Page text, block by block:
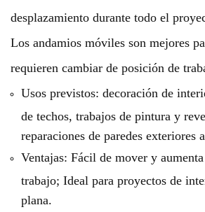
desplazamiento durante todo el
Los andamios móviles son mejores
requieren cambiar de posición de
Usos previstos: decoración de
de techos, trabajos de pintura y
reparaciones de paredes exteriores
Ventajas: Fácil de mover y
trabajo; Ideal para proyectos de
plana.